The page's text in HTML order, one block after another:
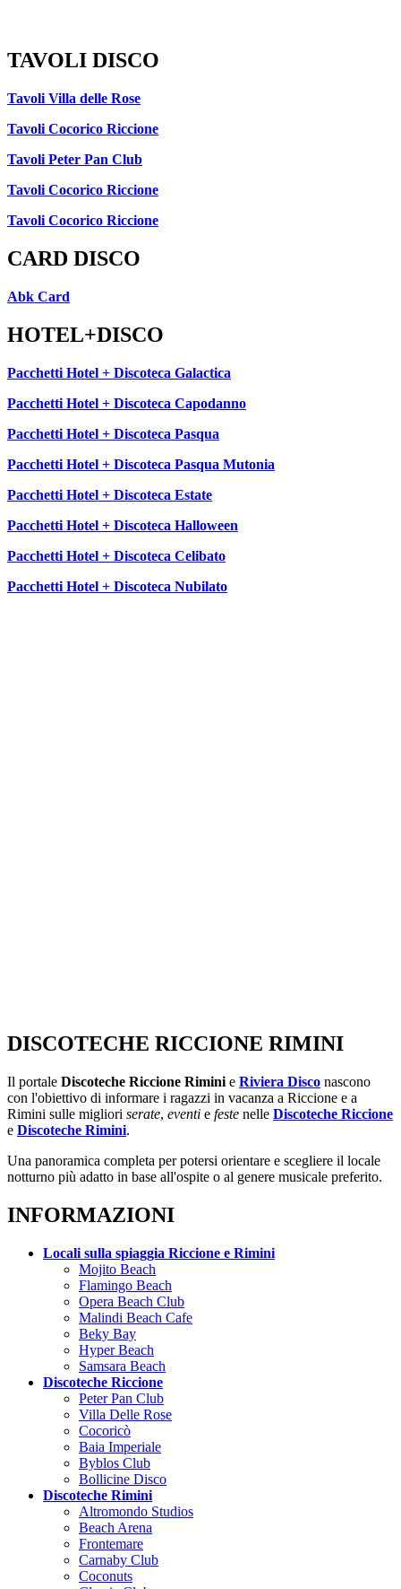
TAVOLI DISCO
Tavoli Villa delle Rose
Tavoli Cocorico Riccione
Tavoli Peter Pan Club
Tavoli Cocorico Riccione
Tavoli Cocorico Riccione
CARD DISCO
Abk Card
HOTEL+DISCO
Pacchetti Hotel + Discoteca Galactica
Pacchetti Hotel + Discoteca Capodanno
Pacchetti Hotel + Discoteca Pasqua
Pacchetti Hotel + Discoteca Pasqua Mutonia
Pacchetti Hotel + Discoteca Estate
Pacchetti Hotel + Discoteca Halloween
Pacchetti Hotel + Discoteca Celibato
Pacchetti Hotel + Discoteca Nubilato
DISCOTECHE RICCIONE RIMINI
Il portale Discoteche Riccione Rimini e Riviera Disco nascono
con l'obiettivo di informare i ragazzi in vacanza a Riccione e a
Rimini sulle migliori serate, eventi e feste nelle Discoteche Riccione
e Discoteche Rimini.
Una panoramica completa per potersi orientare e scegliere il locale
notturno più adatto in base all'ospite o al genere musicale preferito.
INFORMAZIONI
Locali sulla spiaggia Riccione e Rimini
Mojito Beach
Flamingo Beach
Opera Beach Club
Malindi Beach Cafe
Beky Bay
Hyper Beach
Samsara Beach
Discoteche Riccione
Peter Pan Club
Villa Delle Rose
Cocoricò
Baia Imperiale
Byblos Club
Bollicine Disco
Discoteche Rimini
Altromondo Studios
Beach Arena
Frontemare
Carnaby Club
Coconuts